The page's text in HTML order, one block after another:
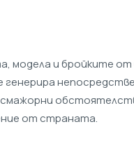
модела и бройките
от страната.